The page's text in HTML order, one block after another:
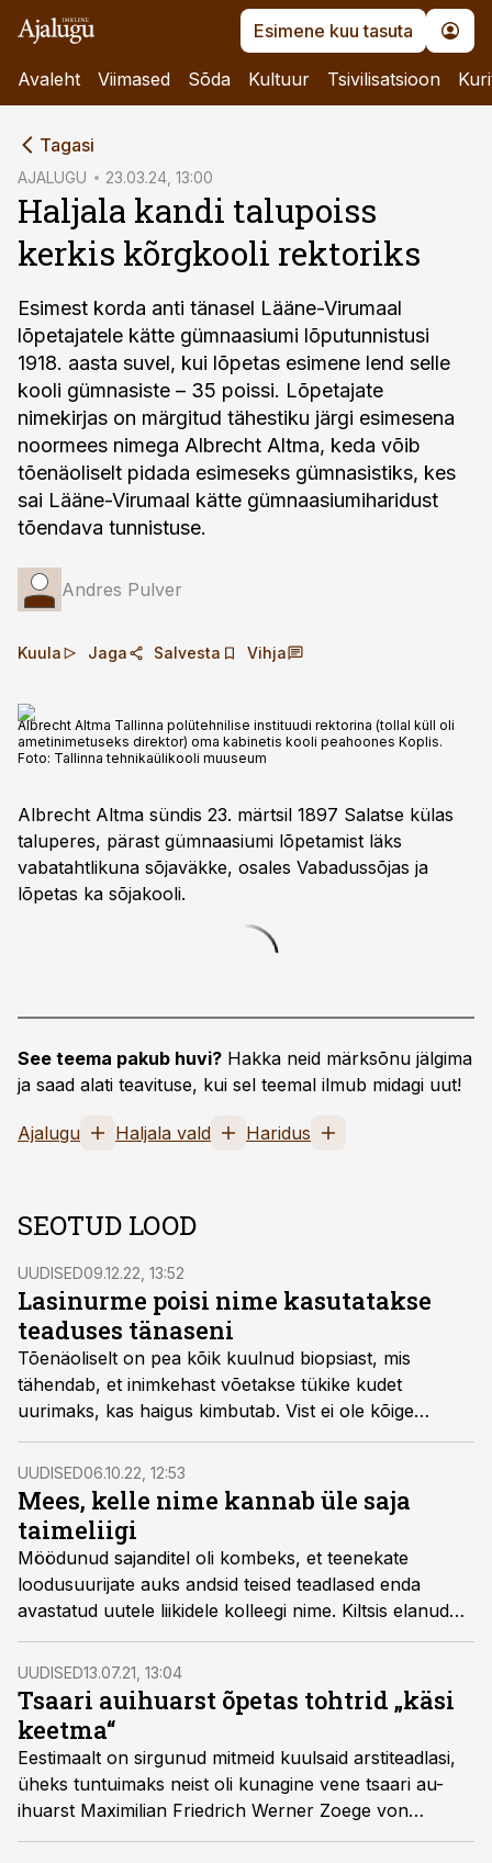
Esimene kuu tasuta
Avaleht Viimased Sõda Kultuur Tsivilisatsioon
Tagasi
AJALUGU 23.03.24, 13:00
Haljala kandi talupoiss
kerkis kõrgkooli rektoriks
Esimest korda anti tänasel Lääne-Virumaal
lõpetajatele kätte gümnaasiumi lõputunnistusi
1918. aasta suvel, kui lõpetas esimene lend selle
kooli gümnasiste – 35 poissi. Lõpetajate
nimekirjas on märgitud tähestiku järgi esimesena
noormees nimega Albrecht Altma, keda võib
tõenäoliselt pidada esimeseks gümnasistiks, kes
sai Lääne-Virumaal kätte gümnaasiumiharidust
tõendava tunnistuse.
Andres Pulver
Kuula Jaga Salvesta Vihja
Albrecht Altma Tallinna polütehnilise instituudi rektorina (tollal küll oli
ametinimetuseks direktor) oma kabinetis kooli peahoones Koplis.
Foto: Tallinna tehnikaülikooli muuseum
Albrecht Altma sündis 23. märtsil 1897 Salatse külas
taluperes, pärast gümnaasiumi lõpetamist läks
vabatahtlikuna sõjaväkke, osales Vabadussõjas ja
lõpetas ka sõjakooli.
See teema pakub huvi? Hakka neid märksõnu jälgima
ja saad alati teavituse, kui sel teemal ilmub midagi uut!
Ajalugu Haljala vald Haridus
SEOTUD LOOD
UUDISED09.12.22, 13:52
Lasinurme poisi nime kasutatakse
teaduses tänaseni
Tõenäoliselt on pea kõik kuulnud biopsiast, mis
tähendab, et inimkehast võetakse tükike kudet
uurimaks, kas haigus kimbutab. Vist ei ole kõige
meeldivam protseduur. Tänane sünnipäevalaps Harry
Andreas Kull oli esimene eesti rahvusest teadlane, kes
pühendus kudede uurimisele ehk histoloogiale.
UUDISED06.10.22, 12:53
Mees, kelle nime kannab üle saja
taimeliigi
Möödunud sajanditel oli kombeks, et teenekate
loodusuurijate auks andsid teised teadlased enda
avastatud uutele liikidele kolleegi nime. Kiltsis elanud
Alexander von Bunge nimi on nõnda jäädvustunud
rohkem kui sajas taimenimetuses.
UUDISED13.07.21, 13:04
Tsaari auihuarst õpetas tohtrid „käsi
keetma“
Eestimaalt on sirgunud mitmeid kuulsaid arstiteadlasi,
üheks tuntuimaks neist oli kunagine vene tsaari au-
ihuarst Maximilian Friedrich Werner Zoege von
Manteuffel, kes sündis 13. juulil 1857. aastal Määri